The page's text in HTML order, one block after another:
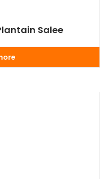
Salee